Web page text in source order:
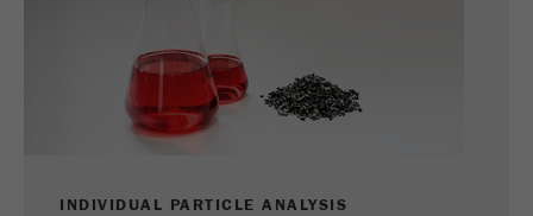
INDIVIDUAL PARTICLE ANALYSIS